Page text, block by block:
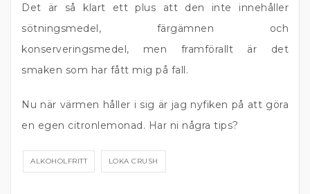
Det är så klart ett plus att den inte innehåller
sötningsmedel, färgämnen och
konserveringsmedel, men framförallt är det
smaken som har fått mig på fall.
Nu när värmen håller i sig är jag nyfiken på att göra
en egen citronlemonad. Har ni några tips?
ALKOHOLFRITT LOKA CRUSH